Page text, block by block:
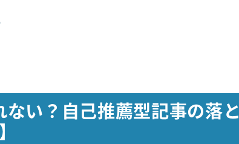
い？自己推薦型記事の落と